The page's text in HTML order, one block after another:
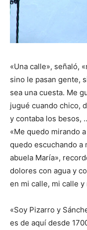
«Una calle», señaló,
sino le pasan gente,
sea una cuesta. Me
jugué cuando chico,
y contaba los besos,
«Me quedo mirando
quedo escuchando a
abuela María»,
dolores con agua y
en mi calle, mi calle y
«Soy Pizarro y
es de aquí desde